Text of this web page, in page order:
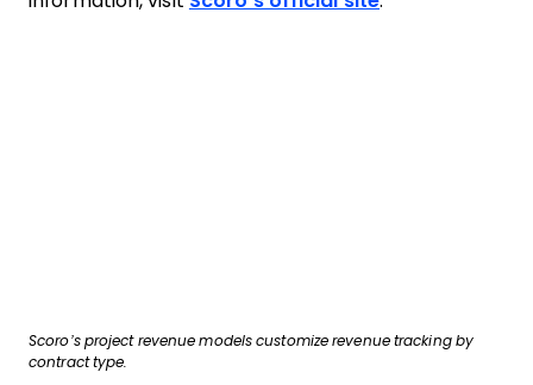
Scoro’s project revenue models customize revenue tracking by
contract type.